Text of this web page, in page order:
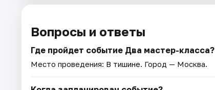
Вопросы и ответы
Где пройдет событие Два мастер-класса?
Место проведения: В тишине. Город — Москва.